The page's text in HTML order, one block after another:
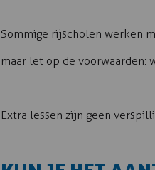
Sommige rijscholen werken
maar let op de voorwaarden:
Extra lessen zijn geen